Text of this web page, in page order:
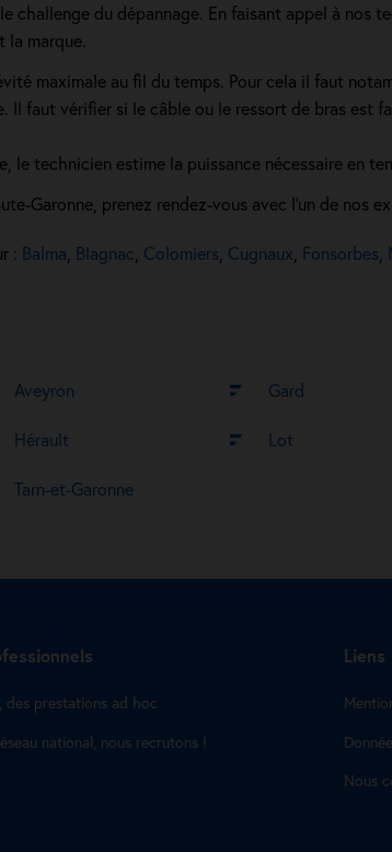
challenge du dépannage. En faisant appel à nos
marque.
maximale au fil du temps. Pour cela il faut
faut vérifier si le câble ou le ressort de bras est
technicien estime la puissance nécessaire en
Garonne, prenez rendez-vous avec l'un de nos
: Balma Blagnac Colomiers Cugnaux Fonsorbes
Aveyron Gard
Hérault Lot
Tarn-et-Garonne
des prestations ad hoc
national, nous recrutons !
Nous